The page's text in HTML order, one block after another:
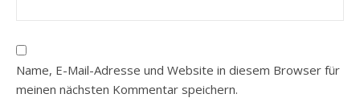
Name, E-Mail-Adresse und Website in diesem Browser für
meinen nächsten Kommentar speichern.